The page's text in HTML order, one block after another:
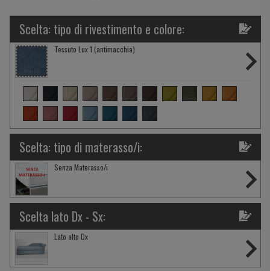
Scelta: tipo di rivestimento e colore:
Tessuto Lux 1 (antimacchia)
Scelta: tipo di materasso/i:
Senza Materasso/i
Scelta lato Dx - Sx:
Lato alto Dx